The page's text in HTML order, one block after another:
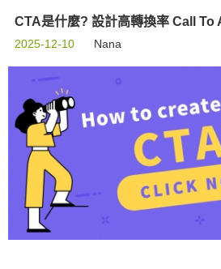
CTA是什麼? 設計高轉換率 Call To
2025-12-10 Nana